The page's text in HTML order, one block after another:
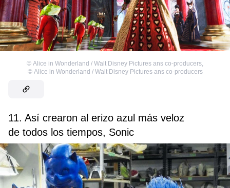
© Alice in Wonderland / Walt Disney Pictures ans co-producers,
© Alice in Wonderland / Walt Disney Pictures ans co-producers
11. Así crearon al erizo azul más veloz
de todos los tiempos, Sonic